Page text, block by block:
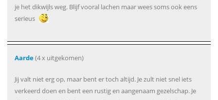
je het dikwijls weg. Blijf vooral lachen maar wees soms ook eens
serieus
Aarde(4 x uitgekomen)
Jij valt niet erg op, maar bent er toch altijd. Je zult niet snel iets
verkeerd doen en bent een rustig en aangenaam gezelschap. Je